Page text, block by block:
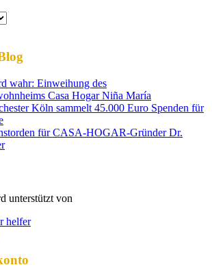
wahr: Einweihung des
Casa Hogar Niña María
Köln sammelt 45.000 Euro Spenden für
für CASA-HOGAR-Gründer Dr.
unterstützt von
helfer